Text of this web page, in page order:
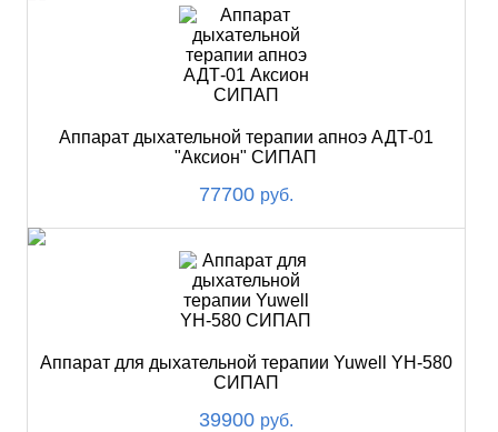
Аппарат дыхательной терапии апноэ АДТ-01
"Аксион" СИПАП
77700 руб.
Аппарат для дыхательной терапии Yuwell YH-580
СИПАП
39900 руб.